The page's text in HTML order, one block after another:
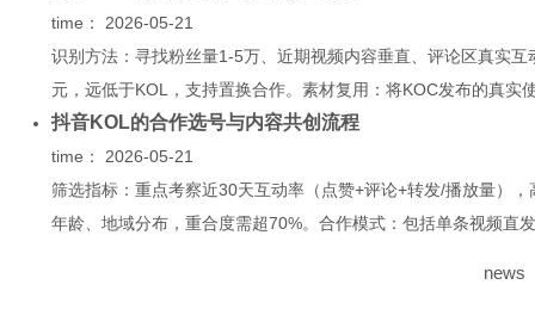
time：
2026-05-21
识别方法：寻找粉丝量1-5万、近期视频内容垂直、评论区真实
元，远低于KOL，支持置换合作。素材复用：将KOC发布的真实
抖音KOL的合作选号与内容共创流程
time：
2026-05-21
筛选指标：重点考察近30天互动率（点赞+评论+转发/播放量）
年龄、地域分布，重合度需超70%。合作模式：包括单条视频直
news